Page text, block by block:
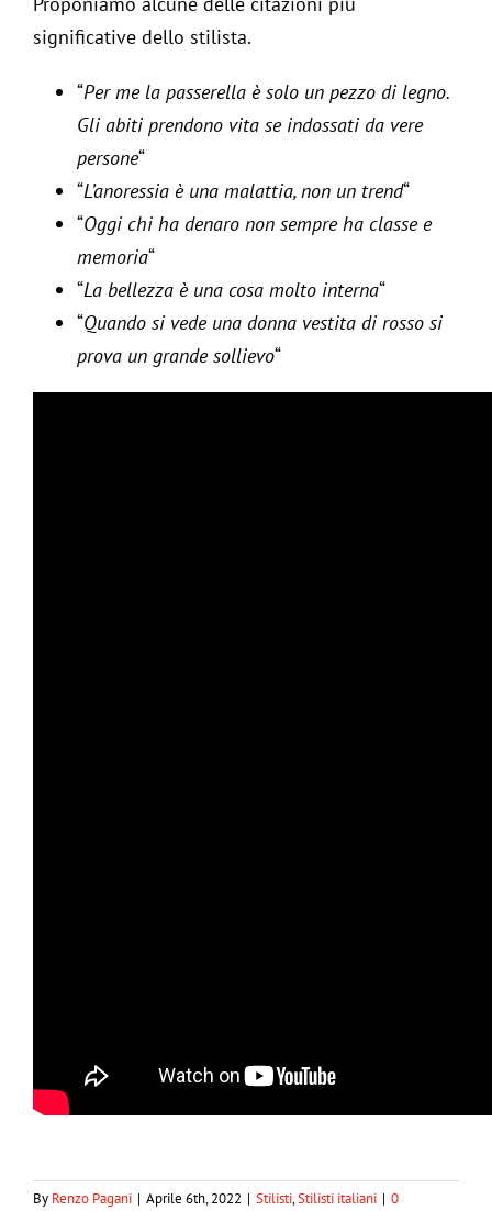
significative dello stilista.
“Per me la passerella è solo un pezzo di legno.
Gli abiti prendono vita se indossati da vere
persone“
“L’anoressia è una malattia, non un trend“
“Oggi chi ha denaro non sempre ha classe e
memoria“
“La bellezza è una cosa molto interna“
“Quando si vede una donna vestita di rosso si
prova un grande sollievo“
By Renzo Pagani | Aprile 6th, 2022 | Stilisti,Stilisti italiani | 0